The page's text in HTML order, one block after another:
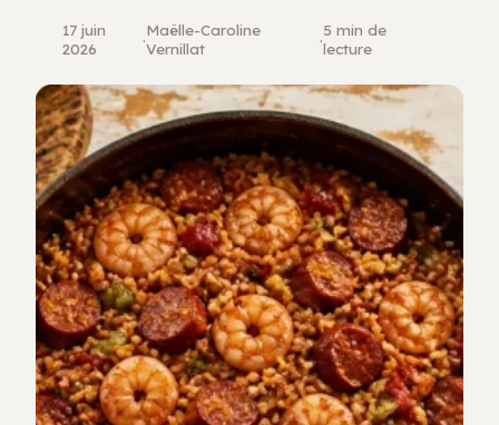
17 juin
2026
·Maëlle-Caroline
Vernillat
·5 min de
lecture